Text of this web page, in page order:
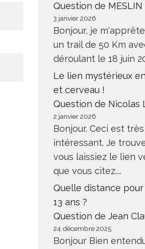
Question de MESLIN
3 janvier 2026
Bonjour, je
un trail de 50 Km
déroulant le 18 juin
Le lien mystérieux
et cerveau !
Question de Nicolas
2 janvier 2026
Bonjour. Ceci est
intéressant. Je
vous laissiez le lien
que vous citez....
Quelle distance
13 ans ?
Question de Jean
24 décembre 2025
Bonjour Bien